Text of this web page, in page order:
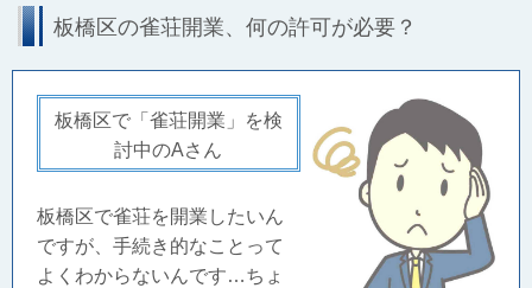
板橋区の雀荘開業、何の許可が必要？
板橋区で「雀荘開業」を検
討中のAさん
板橋区で雀荘を開業したいん
ですが、手続き的なことって
よくわからないんです…ちょ